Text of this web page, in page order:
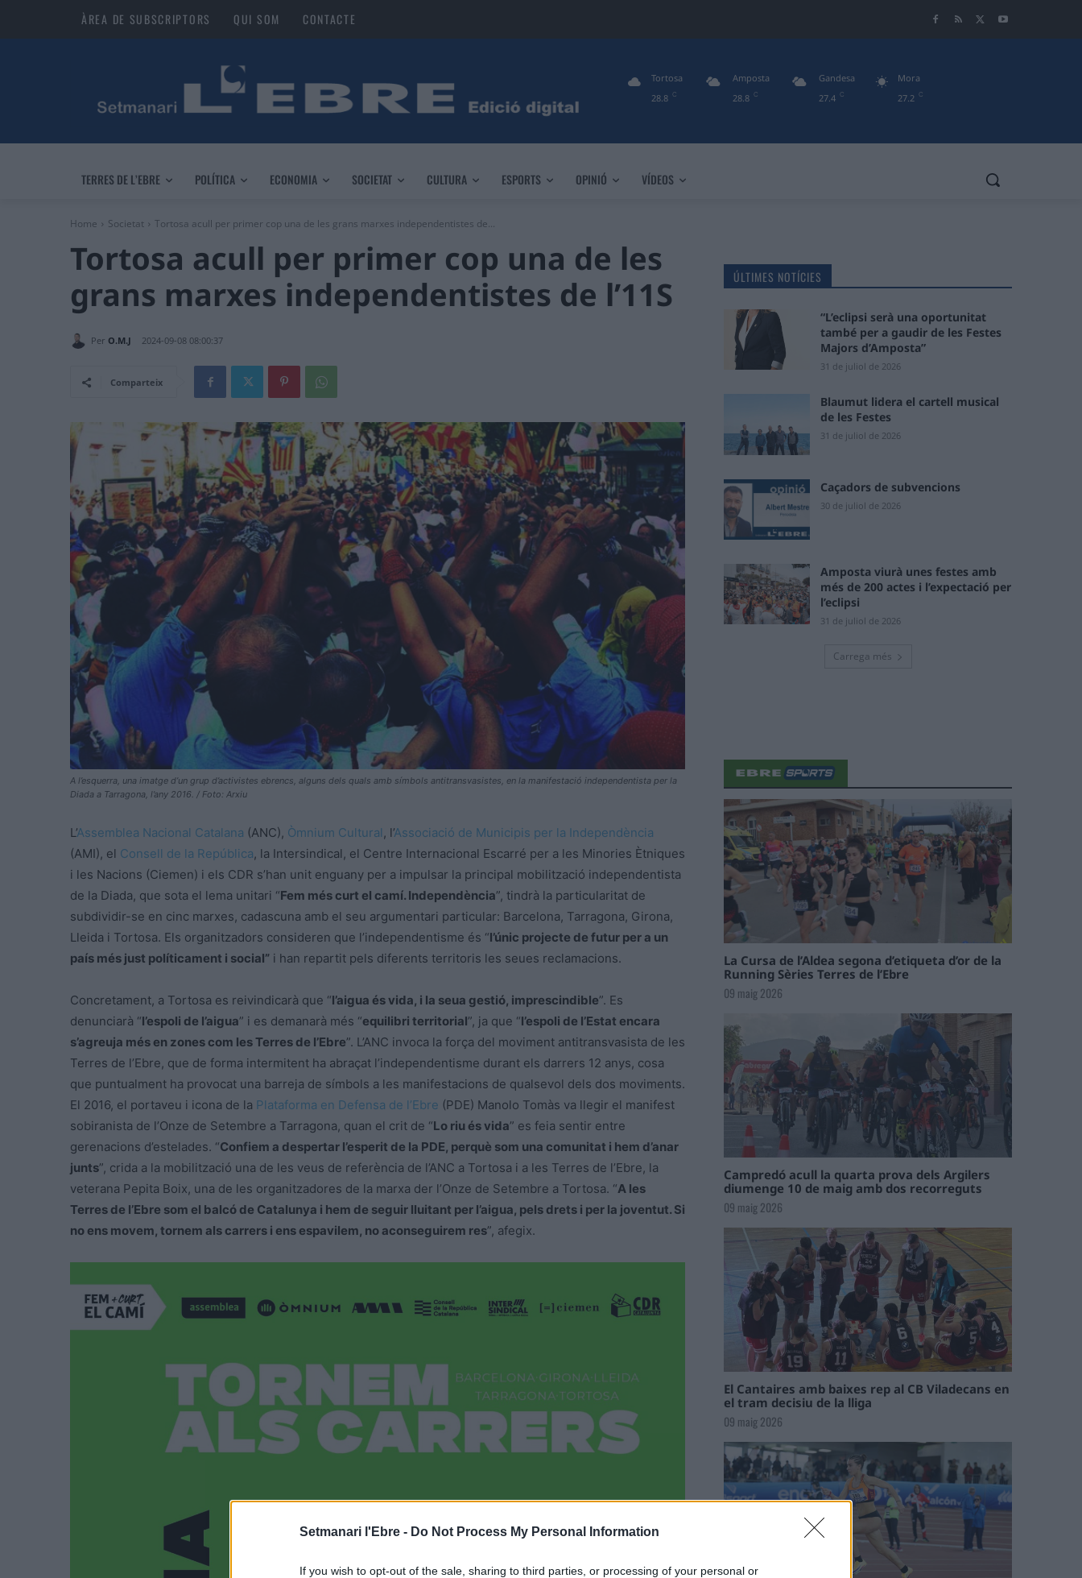
Setmanari l'Ebre - Do Not Process My Personal Information
If you wish to opt-out of the sale, sharing to third parties, or processing of your personal or
ÀREA DE SUBSCRIPTORS QUI SOM CONTACTE
28.8 C
Tortosa
28.8 C
Amposta
27.4 C
Gandesa
27.2 C
Mora
TERRES DE L’EBRE POLÍTICA ECONOMIA SOCIETAT CULTURA ESPORTS OPINIÓ VÍDEOS
Home Societat Tortosa acull per primer cop una de les grans marxes independentistes de...
Tortosa acull per primer cop una de les
grans marxes independentistes de l’11S
Per O.M.J 2024-09-08 08:00:37
Comparteix
A l’esquerra, una imatge d’un grup d’activistes ebrencs, alguns dels quals amb símbols antitransvasistes, en la manifestació independentista per la
Diada a Tarragona, l’any 2016. / Foto: Arxiu
L’ Assemblea Nacional Catalana (ANC), Òmnium Cultural , l’Associació de Municipis per la Independència
(AMI), el Consell de la República, la Intersindical, el Centre Internacional Escarré per a les Minories Ètniques
i les Nacions (Ciemen) i els CDR s’han unit enguany per a impulsar la principal mobilització independentista
de la Diada, que sota el lema unitari “Fem més curt el camí. Independència”, tindrà la particularitat de
subdividir-se en cinc marxes, cadascuna amb el seu argumentari particular: Barcelona, Tarragona, Girona,
Lleida i Tortosa. Els organitzadors consideren que l’independentisme és “l’únic projecte de futur per a un
país més just políticament i social” i han repartit pels diferents territoris les seues reclamacions.
Concretament, a Tortosa es reivindicarà que “l’aigua és vida, i la seua gestió, imprescindible”. Es
denunciarà “l’espoli de l’aigua” i es demanarà més “equilibri territorial”, ja que “l’espoli de l’Estat encara
s’agreuja més en zones com les Terres de l’Ebre”. L’ANC invoca la força del moviment antitransvasista de les
Terres de l’Ebre, que de forma intermitent ha abraçat l’independentisme durant els darrers 12 anys, cosa
que puntualment ha provocat una barreja de símbols a les manifestacions de qualsevol dels dos moviments.
El 2016, el portaveu i icona de la Plataforma en Defensa de l’Ebre (PDE) Manolo Tomàs va llegir el manifest
sobiranista de l’Onze de Setembre a Tarragona, quan el crit de “Lo riu és vida” es feia sentir entre
gerenacions d’estelades. “Confiem a despertar l’esperit de la PDE, perquè som una comunitat i hem d’anar
junts”, crida a la mobilització una de les veus de referència de l’ANC a Tortosa i a les Terres de l’Ebre, la
veterana Pepita Boix, una de les organitzadores de la marxa der l’Onze de Setembre a Tortosa. “A les
Terres de l’Ebre som el balcó de Catalunya i hem de seguir lluitant per l’aigua, pels drets i per la joventut. Si
no ens movem, tornem als carrers i ens espavilem, no aconseguirem res”, afegix.
ÚLTIMES NOTÍCIES
“L’eclipsi serà una oportunitat
també per a gaudir de les Festes
Majors d’Amposta”
31 de juliol de 2026
Blaumut lidera el cartell musical
de les Festes
31 de juliol de 2026
Caçadors de subvencions
30 de juliol de 2026
Amposta viurà unes festes amb
més de 200 actes i l’expectació per
l’eclipsi
31 de juliol de 2026
Carrega més
La Cursa de l’Aldea segona d’etiqueta d’or de la
Running Sèries Terres de l’Ebre
09 maig 2026
Campredó acull la quarta prova dels Argilers
diumenge 10 de maig amb dos recorreguts
09 maig 2026
El Cantaires amb baixes rep al CB Viladecans en
el tram decisiu de la lliga
09 maig 2026